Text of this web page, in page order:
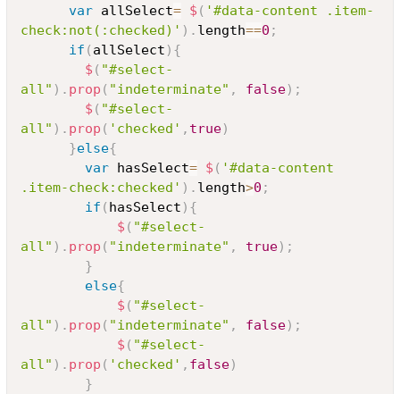
var allSelect= $ ( '#data-content .item-
check:not(:checked)' ) . length==0 ;
if ( allSelect ) {
$ ( "#select-
all" ) . prop ( "indeterminate" , false) ;
$ ( "#select-
all" ) . prop ( 'checked' , true)
}else{
var hasSelect= $ ( '#data-content
.item-check:checked' ) . length>0 ;
if ( hasSelect ) {
$ ( "#select-
all" ) . prop ( "indeterminate" , true) ;
}
else{
$ ( "#select-
all" ) . prop ( "indeterminate" , false) ;
$ ( "#select-
all" ) . prop ( 'checked' , false)
}